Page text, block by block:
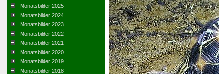
Monatsbilder 2025
Monatsbilder 2024
Monatsbilder 2023
Monatsbilder 2022
Monatsbilder 2021
Monatsbilder 2020
Monatsbilder 2019
Monatsbilder 2018